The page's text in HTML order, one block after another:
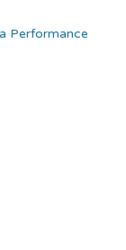
Performance